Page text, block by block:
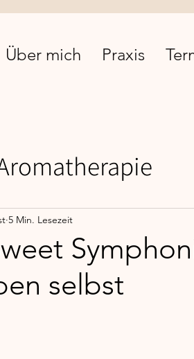
Über mich Praxis
Comfort Food
selbst
5 Min. Lesezeit